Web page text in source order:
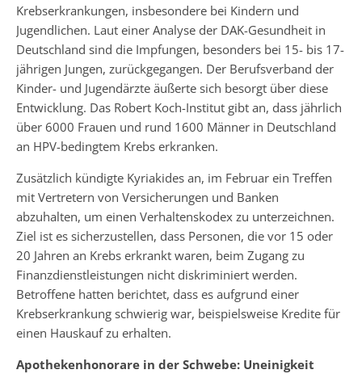
Krebserkrankungen, insbesondere bei Kindern und
Jugendlichen. Laut einer Analyse der DAK-Gesundheit in
Deutschland sind die Impfungen, besonders bei 15- bis 17-
jährigen Jungen, zurückgegangen. Der Berufsverband der
Kinder- und Jugendärzte äußerte sich besorgt über diese
Entwicklung. Das Robert Koch-Institut gibt an, dass jährlich
über 6000 Frauen und rund 1600 Männer in Deutschland
an HPV-bedingtem Krebs erkranken.
Zusätzlich kündigte Kyriakides an, im Februar ein Treffen
mit Vertretern von Versicherungen und Banken
abzuhalten, um einen Verhaltenskodex zu unterzeichnen.
Ziel ist es sicherzustellen, dass Personen, die vor 15 oder
20 Jahren an Krebs erkrankt waren, beim Zugang zu
Finanzdienstleistungen nicht diskriminiert werden.
Betroffene hatten berichtet, dass es aufgrund einer
Krebserkrankung schwierig war, beispielsweise Kredite für
einen Hauskauf zu erhalten.
Apothekenhonorare in der Schwebe: Uneinigkeit